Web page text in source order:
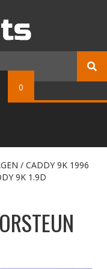
0
/ CADDY 9K 1996
9K 1.9D